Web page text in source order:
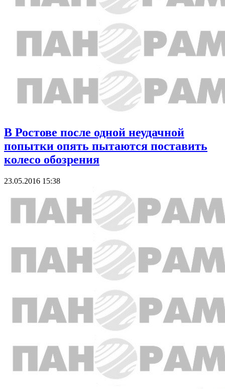
В Ростове после одной неудачной
попытки опять пытаются поставить
колесо обозрения
23.05.2016 15:38